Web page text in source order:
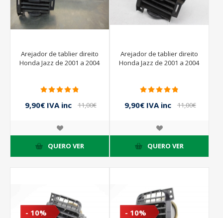
Arejador de tablier direito
Honda Jazz de 2001 a 2004
9,90€ IVA inc
11,00€
QUERO VER
Arejador de tablier direito
Honda Jazz de 2001 a 2004
9,90€ IVA inc
11,00€
QUERO VER
- 10% - 10%